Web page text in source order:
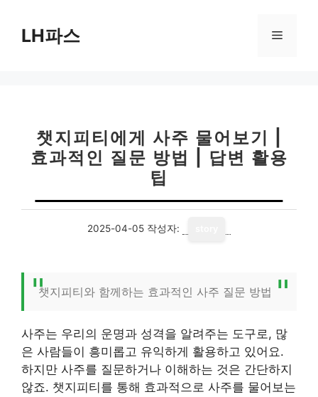
LH파스 메
챗지피티에게 사주 물어보기 |
효과적인 질문 방법 | 답변 활용
팁
2025-04-05 작성자:
챗지피티와 함께하는 효과적인 사주 질문 방법
사주는 우리의 운명과 성격을 알려주는 도구로, 많
은 사람들이 흥미롭고 유익하게 활용하고 있어요.
하지만 사주를 질문하거나 이해하는 것은 간단하지
않죠. 챗지피티를 통해 효과적으로 사주를 물어보는